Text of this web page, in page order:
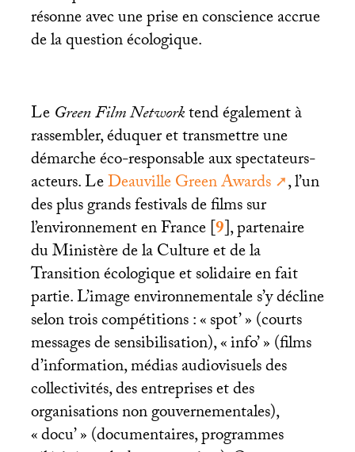
résonne avec une prise en conscience accrue
de la question écologique.
LeGreen Film Networktend également à
rassembler, éduquer et transmettre une
démarche éco-responsable aux spectateurs-
acteurs. LeDeauville Green Awards
, l’un
des plus grands festivals de films sur
l’environnement en France[9], partenaire
du Ministère de la Culture et de la
Transition écologique et solidaire en fait
partie. L’image environnementale s’y décline
selon trois compétitions : «spot’» (courts
messages de sensibilisation), «info’» (films
d’information, médias audiovisuels des
collectivités, des entreprises et des
organisations non gouvernementales),
«docu’» (documentaires, programmes